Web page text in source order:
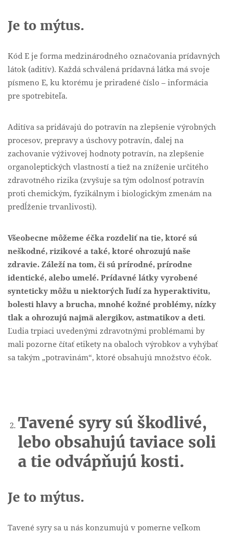
Je to mýtus.
Kód E je forma medzinárodného označovania prídavných
látok (aditív). Každá schválená prídavná látka má svoje
písmeno E, ku ktorému je priradené číslo – informácia
pre spotrebiteľa.
Aditíva sa pridávajú do potravín na zlepšenie výrobných
procesov, prepravy a úschovy potravín, ďalej na
zachovanie výživovej hodnoty potravín, na zlepšenie
organoleptických vlastností a tiež na zníženie určitého
zdravotného rizika (zvyšuje sa tým odolnosť potravín
proti chemickým, fyzikálnym i biologickým zmenám na
predĺženie trvanlivosti).
Všeobecne môžeme éčka rozdeliť na tie, ktoré sú
neškodné, rizikové a také, ktoré ohrozujú naše
zdravie. Záleží na tom, či sú prírodné, prírodne
identické, alebo umelé. Prídavné látky vyrobené
synteticky môžu u niektorých ľudí za hyperaktivitu,
bolesti hlavy a brucha, mnohé kožné problémy, nízky
tlak a ohrozujú najmä alergikov, astmatikov a deti.
Ľudia trpiaci uvedenými zdravotnými problémami by
mali pozorne čítať etikety na obaloch výrobkov a vyhýbať
sa takým „potravinám“, ktoré obsahujú množstvo éčok.
Tavené syry sú škodlivé,
lebo obsahujú taviace soli
a tie odvápňujú kosti.
Je to mýtus.
Tavené syry sa u nás konzumujú v pomerne veľkom